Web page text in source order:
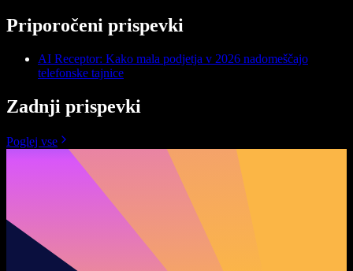
Priporočeni prispevki
AI Receptor: Kako mala podjetja v 2026 nadomeščajo
telefonske tajnice
Zadnji prispevki
Poglej vse